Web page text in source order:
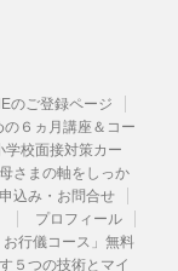
のご登録ページ
の６ヵ月講座＆コー
学校面接対策カー
さまの軸をしっか
込み・お問合せ
プロフィール
行儀コース」無料
５つの技術とマイ